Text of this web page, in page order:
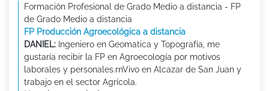
Formación Profesional de Grado Medio a distancia - FP
de Grado Medio a distancia
FP Producción Agroecológica a distancia
DANIEL: Ingeniero en Geomatica y Topografía, me
gustaría recibir la FP en Agroecología por motivos
laborales y personales.rnVivo en Alcazar de San Juan y
trabajo en el sector Agrícola.